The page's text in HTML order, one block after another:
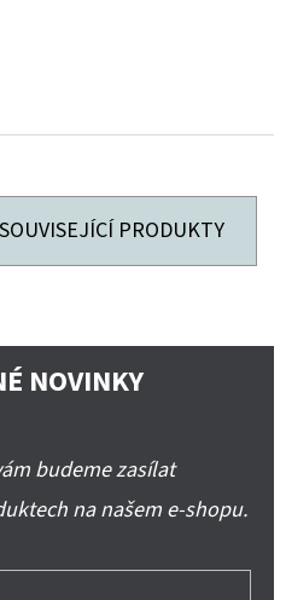
PRODUKTY
NOVINKY
budeme zasílat
na našem e-shopu.